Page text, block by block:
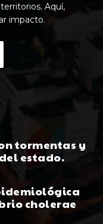
Aquí,
impacto.
tormentas y
estado.
cholerae